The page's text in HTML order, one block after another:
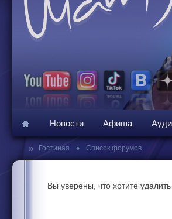
Новости Афиша
» Гостиная • Список форумов
Вы уверены, что хотите